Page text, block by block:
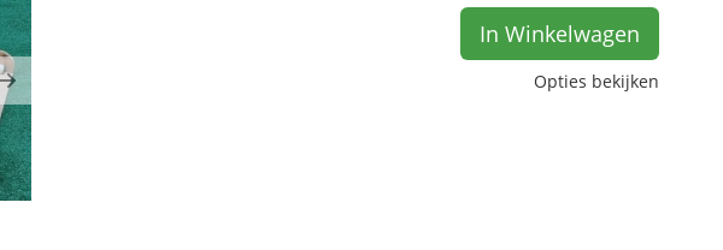
Next
In Winkelwagen
Opties bekijken